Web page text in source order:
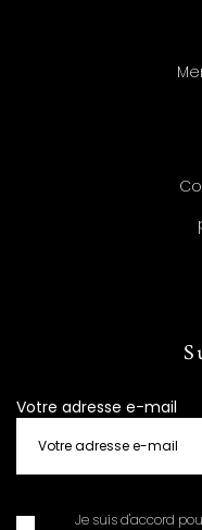
Votre adresse e-mail
Je suis d'accord